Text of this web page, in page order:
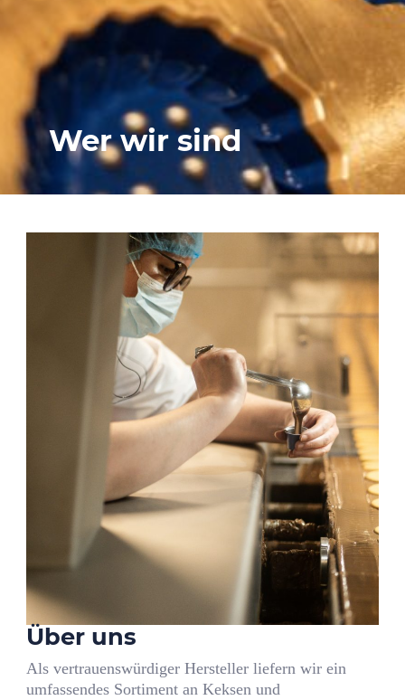
Wer wir sind
Über uns
Als vertrauenswürdiger Hersteller liefern wir ein
umfassendes Sortiment an Keksen und